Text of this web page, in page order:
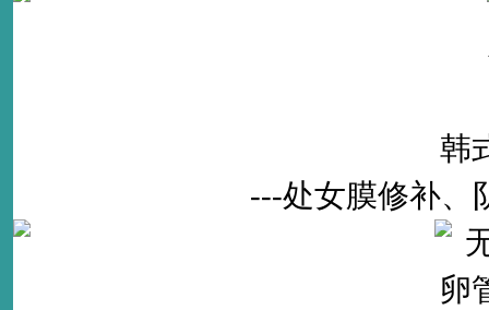
韩
---处女膜修补、